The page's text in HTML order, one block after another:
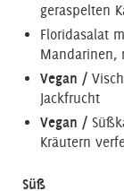
geraspelten
Floridasalat
Mandarinen,
Vegan /
Jackfrucht
Vegan /
Kräutern
Süß